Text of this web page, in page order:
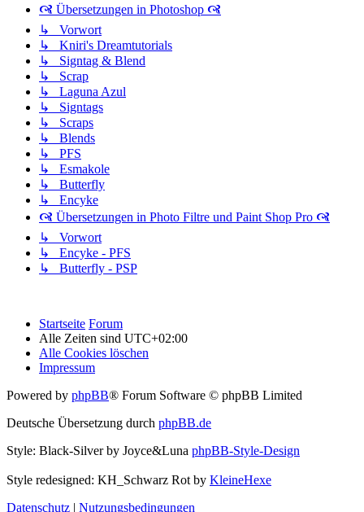
🙧 Übersetzungen in Photoshop 🙧
↳ Vorwort
↳ Kniri's Dreamtutorials
↳ Signtag & Blend
↳ Scrap
↳ Laguna Azul
↳ Signtags
↳ Scraps
↳ Blends
↳ PFS
↳ Esmakole
↳ Butterfly
↳ Encyke
🙧 Übersetzungen in Photo Filtre und Paint Shop Pro 🙧
↳ Vorwort
↳ Encyke - PFS
↳ Butterfly - PSP
Startseite Forum
Alle Zeiten sind UTC+02:00
Alle Cookies löschen
Impressum
Powered by phpBB® Forum Software © phpBB Limited
Deutsche Übersetzung durch phpBB.de
Style: Black-Silver by Joyce&Luna phpBB-Style-Design
Style redesigned: KH_Schwarz Rot by KleineHexe
Datenschutz | Nutzungsbedingungen